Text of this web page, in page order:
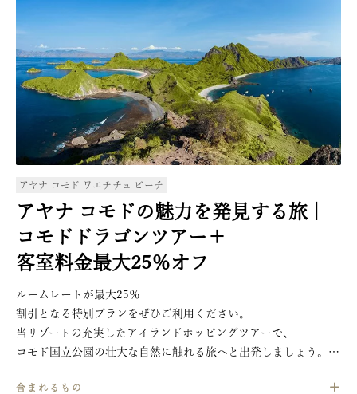
グリルでのディナーにてご利用可能）
ご滞在中1回、2名様まで下記ドリンクを1杯無料サービス
カクテル／モクテル／ビール／ソフトドリンク／ジュース
（利用店舗：ユニーク ルーフトップバー、ナガバー、メサ
ロビーラウンジ、プールバー）
ご滞在中1回、2名様でご参加いただける1時間のヨガクラス
ご滞在中1回、
AYANAスパにて2名様分の50分間バリニーズマッサージ
ご滞在中1回、
1回限り）
2名様分の混載車での往復空港送迎2名様分
（追加のお客様分は別途追加料金を申し受けます)
厳選されたスパトリートメント、飲食（アラカルトメニュー）
の10％割引
ウォーターアクティビティおよび混載ボートツアーが10％
割引
アヤナ コモド ワエチチュ ビーチ
アヤナ コモドの魅力を発見する旅 |
コモドドラゴンツアー＋
客室料金最大25％オフ
ルームレートが最大25％
割引となる特別プランをぜひご利用ください。
当リゾートの充実したアイランドホッピングツアーで、
コモド国立公園の壮大な自然に触れる旅へと出発しましょう。
絵に描いたようなピンク色の砂浜でスノーケリングを楽しみ、
含まれるもの